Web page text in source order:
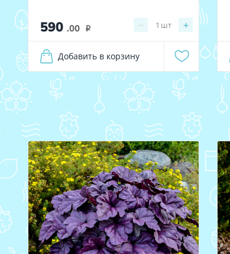
590 .00 i − +
1 шт
Добавить в корзину